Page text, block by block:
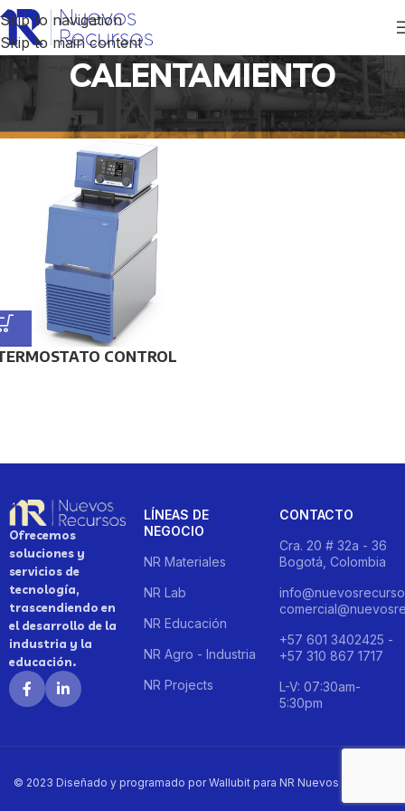
Skip to navigation
Skip to main content
CALENTAMIENTO
Inicio Productos etiquetados “CALENTAMIENTO”
CONTROL
Ofrecemos
soluciones y
servicios de
tecnología,
trascendiendo en
el desarrollo de la
industria y la
educación.
LÍNEAS DE
NEGOCIO
NR Materiales
NR Lab
NR Educación
NR Agro - Industria
NR Projects
CONTACTO
Cra. 20 # 32a - 36
Bogotá, Colombia
+57 601 3402425 -
+57 310 867 1717
L-V: 07:30am-
5:30pm
© 2023 Diseñado y programado por Wallubit para NR Nuevos Recursos